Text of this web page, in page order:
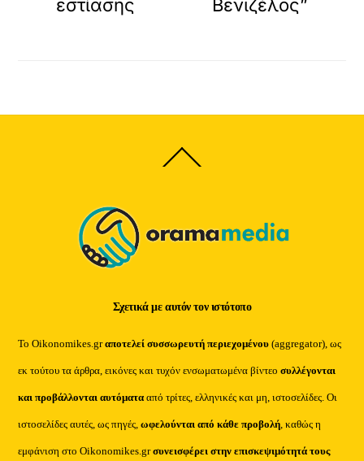
εστίασης
Βενιζέλος”
To
Σχετικά με αυτόν τον ιστότοπο
Το Oikonomikes.grαποτελεί συσσωρευτή περιεχομένου (aggregator), ως
εκ τούτου τα άρθρα, εικόνες και τυχόν ενσωματωμένα βίντεοσυλλέγονται
και προβάλλονται αυτόματααπό τρίτες, ελληνικές και μη, ιστοσελίδες. Οι
ιστοσελίδες αυτές, ως πηγές,ωφελούνται από κάθε προβολή , καθώς η
εμφάνιση στο Oikonomikes.grσυνεισφέρει στην επισκεψιμότητά τους